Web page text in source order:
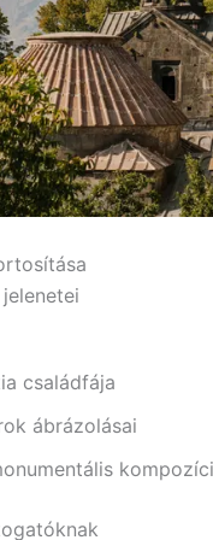
családfája
ábrázolásai